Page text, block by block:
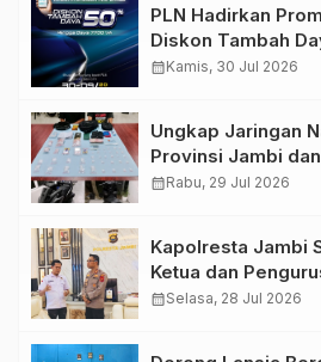
PLN Hadirkan
Diskon Tambah
GIIAS 2026
calendar_monthKamis, 30 Jul 2026
Ungkap Jaringan
Provinsi Jambi
Amankan
calendar_monthRabu, 29 Jul 2026
Kapolresta Jambi
Ketua dan
Perkuat Sinergi
calendar_monthSelasa, 28 Jul 2026